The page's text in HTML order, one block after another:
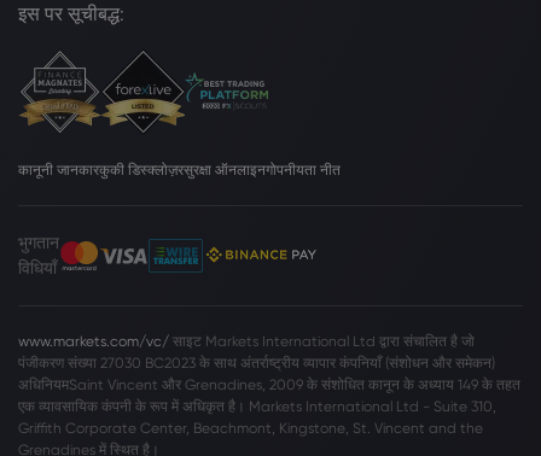
इस पर सूचीबद्ध:
कानूनी जानकारकुकी डिस्क्लोज़रसुरक्षा ऑनलाइनगोपनीयता नीत
भुगतान
विधियाँ
www.markets.com/vc/ साइट Markets International Ltd द्वारा संचालित है जो
पंजीकरण संख्या 27030 BC2023 के साथ अंतर्राष्ट्रीय व्यापार कंपनियाँ (संशोधन और समेकन)
अधिनियमSaint Vincent और Grenadines, 2009 के संशोधित कानून के अध्याय 149 के तहत
एक व्यावसायिक कंपनी के रूप में अधिकृत है। Markets International Ltd - Suite 310,
Griffith Corporate Center, Beachmont, Kingstone, St. Vincent and the
Grenadines में स्थित है।